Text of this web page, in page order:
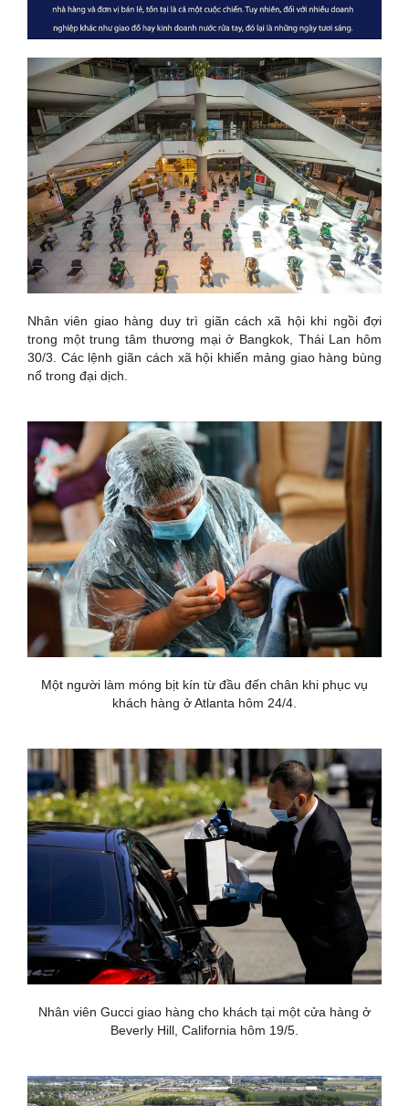
Nhân viên giao hàng duy trì giãn cách xã hội khi ngồi đợi
trong một trung tâm thương mại ở Bangkok, Thái Lan hôm
30/3. Các lệnh giãn cách xã hội khiến mảng giao hàng bùng
nổ trong đại dịch.
Một người làm móng bịt kín từ đầu đến chân khi phục vụ
khách hàng ở Atlanta hôm 24/4.
Nhân viên Gucci giao hàng cho khách tại một cửa hàng ở
Beverly Hill, California hôm 19/5.